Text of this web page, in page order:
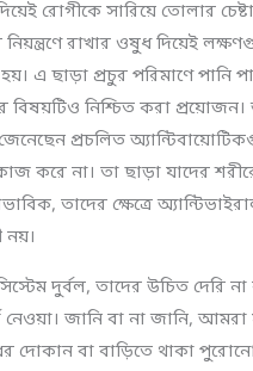
রোগীকে সারিয়ে তোলার
রাখার ওষুধ দিয়েই
এ ছাড়া প্রচুর পরিমাণে পানি
বিষয়টিও নিশ্চিত করা
প্রচলিত
করে না। তা ছাড়া যাদের
তাদের ক্ষেত্রে
দুর্বল, তাদের উচিত দেরি
নেওয়া। জানি বা না জানি,
দোকান বা বাড়িতে থাকা